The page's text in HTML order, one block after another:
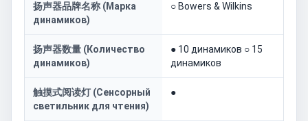
扬声器品牌名称 (Марка
динамиков)
○ Bowers & Wilkins
扬声器数量 (Количество
динамиков)
● 10 динамиков ○ 15
динамиков
触摸式阅读灯 (Сенсорный
светильник для чтения)
●